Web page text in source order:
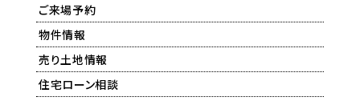
ご来場予約
物件情報
売り土地情報
住宅ローン相談